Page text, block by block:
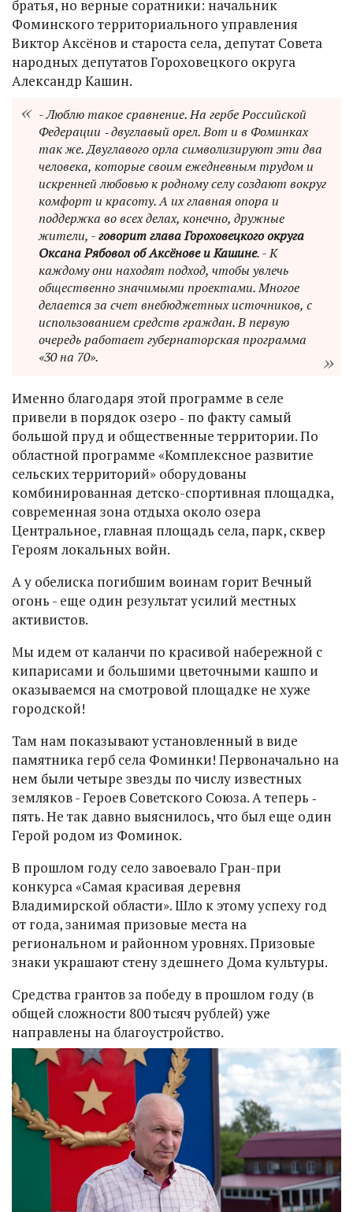
братья, но верные соратники: начальник
Фоминского территориального управления
Виктор Аксёнов и староста села, депутат Совета
народных депутатов Гороховецкого округа
Александр Кашин.
- Люблю такое сравнение. На гербе Российской
Федерации ‑ двуглавый орел. Вот и в Фоминках
так же. Двуглавого орла символизируют эти два
человека, которые своим ежедневным трудом и
искренней любовью к родному селу создают вокруг
комфорт и красоту. А их главная опора и
поддержка во всех делах, конечно, дружные
жители, -говорит глава Гороховецкого округа
Оксана Рябовол об Аксёнове и Кашине. - К
каждому они находят подход, чтобы увлечь
общественно значимыми проектами. Многое
делается за счет внебюджетных источников, с
использованием средств граждан. В первую
очередь работает губернаторская программа
«30 на 70».
Именно благодаря этой программе в селе
привели в порядок озеро ‑ по факту самый
большой пруд и общественные территории. По
областной программе «Комплексное развитие
сельских территорий» оборудованы
комбинированная детско-спортивная площадка,
современная зона отдыха около озера
Центральное, главная площадь села, парк, сквер
Героям локальных войн.
А у обелиска погибшим воинам горит Вечный
огонь - еще один результат усилий местных
активистов.
Мы идем от каланчи по красивой набережной с
кипарисами и большими цветочными кашпо и
оказываемся на смотровой площадке не хуже
городской!
Там нам показывают установленный в виде
памятника герб села Фоминки! Первоначально на
нем были четыре звезды по числу известных
земляков - Героев Советского Союза. А теперь ‑
пять. Не так давно выяснилось, что был еще один
Герой родом из Фоминок.
В прошлом году село завоевало Гран-при
конкурса «Самая красивая деревня
Владимирской области». Шло к этому успеху год
от года, занимая призовые места на
региональном и районном уровнях. Призовые
знаки украшают стену здешнего Дома культуры.
Средства грантов за победу в прошлом году (в
общей сложности 800 тысяч рублей) уже
направлены на благоустройство.